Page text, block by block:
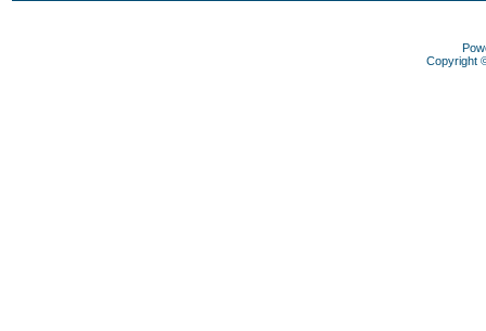
Copyright